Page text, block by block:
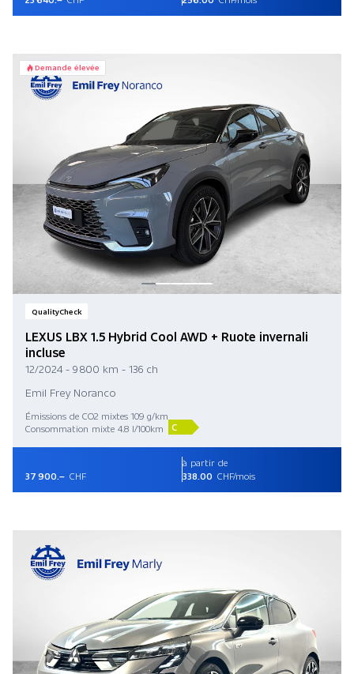
Demande élevée
QualityCheck
LEXUS LBX 1.5 Hybrid Cool AWD + Ruote invernali
incluse
12/2024 - 9 800 km - 136 ch
Emil Frey Noranco
Émissions de CO2 mixtes 109 g/km
Consommation mixte 4.8 l/100km
C
37 900.– CHF
à partir de
338.00 CHF/mois